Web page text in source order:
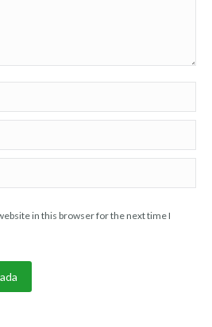
in this browser for the next time I